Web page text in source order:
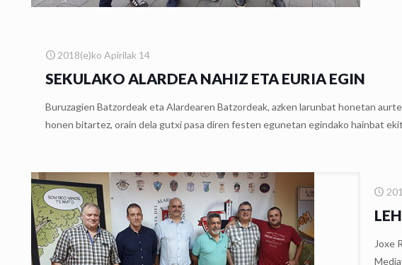
2018(e)ko Apirilak 14
SEKULAKO ALARDEA NAHIZ ETA EURIA EGIN
Buruzagien Batzordeak eta Alardearen Batzordeak, azken larunbat honetan
honen bitartez, orain dela gutxi pasa diren festen egunetan egindako hainbat
Joxe